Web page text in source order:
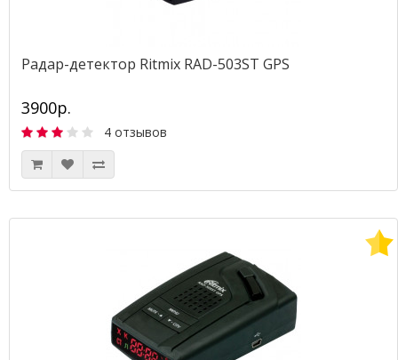
Радар-детектор Ritmix RAD-503ST GPS
3900р.
4 отзывов